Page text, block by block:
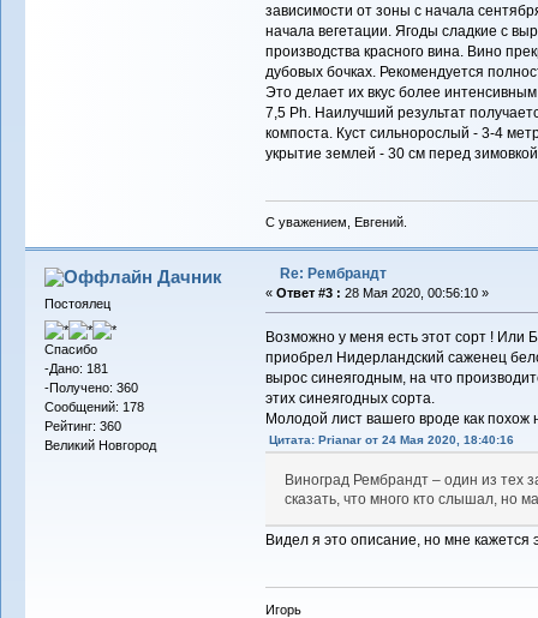
зависимости от зоны с начала
начала вегетации. Ягоды сладкие с
производства красного вина. Вино
дубовых бочках. Рекомендуется
Это делает их вкус более
7,5 Ph. Наилучший результат
компоста. Куст сильнорослый - 3-4
укрытие землей - 30 см перед
С уважением, Евгений.
Дачник
Постоялец
Спасибо
-Дано: 181
-Получено: 360
Сообщений: 178
Рейтинг: 360
Великий Новгород
Re: Рембрандт
« Ответ #3 : 28 Мая 2020, 00:56:10 »
Возможно у меня есть этот сорт ! Или
приобрел Нидерландский саженец
вырос синеягодным, на что
этих синеягодных сорта.
Молодой лист вашего вроде как
Цитата: Prianar от 24 Мая 2020, 18:40:16
Виноград Рембрандт – один из тех
сказать, что много кто слышал, но
Видел я это описание, но мне кажется
Игорь